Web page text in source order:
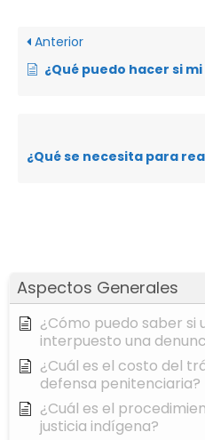
Aspectos Generales
¿Cómo puedo saber si
interpuesto una
¿Cuál es el costo del
defensa penitenciaria?
¿Cuál es el
justicia indígena?
Anterior
¿Qué puedo hacer si mi pareja se lleva,